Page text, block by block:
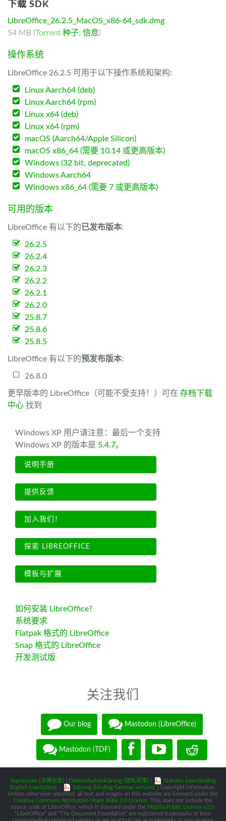
下载 SDK
LibreOffice_26.2.5_MacOS_x86-64_sdk.dmg
54 MB (Torrent 种子, 信息)
操作系统
LibreOffice 26.2.5 可用于以下操作系统和架构:
Linux Aarch64 (deb)
Linux Aarch64 (rpm)
Linux x64 (deb)
Linux x64 (rpm)
macOS (Aarch64/Apple Silicon)
macOS x86_64 (需要 10.14 或更高版本)
Windows (32 bit, deprecated)
Windows Aarch64
Windows x86_64 (需要 7 或更高版本)
可用的版本
LibreOffice 有以下的已发布版本:
26.2.5
26.2.4
26.2.3
26.2.2
26.2.1
26.2.0
25.8.7
25.8.6
25.8.5
LibreOffice 有以下的预发布版本:
26.8.0
更早版本的 LibreOffice（可能不受支持！）可在 存档下载
中心 找到
Windows XP 用户请注意：最后一个支持
Windows XP 的版本是 5.4.7。
说明手册
提供反馈
加入我们！
探索 LIBREOFFICE
模板与扩展
如何安装 LibreOffice?
系统要求
Flatpak 格式的 LibreOffice
Snap 格式的 LibreOffice
开发测试版
关注我们
Our blog Mastodon (LibreOffice)
Mastodon (TDF)
Impressum (法律信息)| Datenschutzerklärung (隐私政策)|
Statutes (non-binding
English translation) - Satzung (binding German version)
| Copyright information:
Unless otherwise specified, all text and images on this website are licensed under the
Creative Commons Attribution-Share Alike 3.0 License . This does not include the
source code of LibreOffice, which is licensed under the Mozilla Public License v2.0
“LibreOffice” and “The Document Foundation” are registered trademarks of their